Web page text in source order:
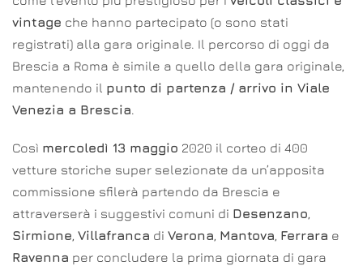
vintage che hanno partecipato (o sono stati
registrati) alla gara originale. Il percorso di oggi da
Brescia a Roma è simile a quello della gara originale,
mantenendo il punto di partenza / arrivo in Viale
Venezia a Brescia.
Così mercoledì 13 maggio 2020 il corteo di 400
vetture storiche super selezionate da un’apposita
commissione sfilerà partendo da Brescia e
attraverserà i suggestivi comuni di Desenzano,
Sirmione, Villafranca di Verona, Mantova, Ferrara e
Ravenna per concludere la prima giornata di gara